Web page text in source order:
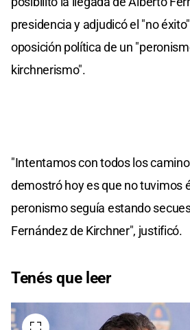
presidencia y adjudicó el "no
oposición política de un
kirchnerismo".
"Intentamos con todos los
demostró hoy es que no tuvimos
peronismo seguía estando
Fernández de Kirchner", justificó.
Tenés que leer